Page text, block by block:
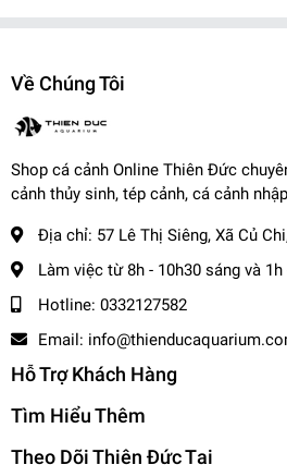
✨Ngoài ra khi mua hàng, trại còn
✨Khi nhận hàng vui lòng quay video
-------------------------------------
📌
Vận Chuyển:
Kể từ khi đơn hàng đã bàn giao cho
- Nội thành: + Hỏa Tốc: 1-2 tiếng (
- Tỉnh Miền Nam và Miền Trung: + 2 -
- Tỉnh Miền Bắc: + 2 - 3 ngày
-------------------------------------
,
Cá Cảnh Thiên Đức
🌎Website:cacanhthienduc.com
Về Chúng Tôi
Shop cá cảnh Online Thiên Đức
cảnh thủy sinh, tép cảnh, cá cảnh
Địa chỉ: 57 Lê Thị Siêng, Xã Củ
Làm việc từ 8h - 10h30 sáng và
Hotline: 0332127582
Email:
Hỗ Trợ Khách Hàng
Tìm Hiểu Thêm
Theo Dõi Thiên Đức Tại